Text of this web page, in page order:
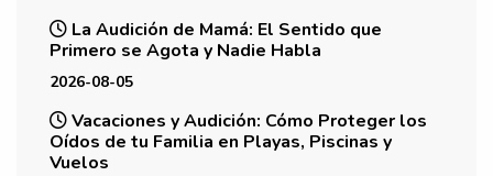
La Audición de Mamá: El Sentido que
Primero se Agota y Nadie Habla
2026-08-05
Vacaciones y Audición: Cómo Proteger los
Oídos de tu Familia en Playas, Piscinas y
Vuelos